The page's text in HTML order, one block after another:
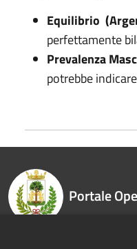
Equilibrio
perfettamente
Prevalenza
potrebbe
Portale